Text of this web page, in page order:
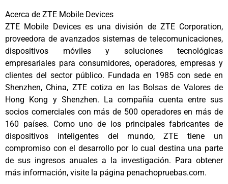
Acerca de ZTE Mobile Devices
ZTE Mobile Devices es una división de ZTE Corporation,
proveedora de avanzados sistemas de telecomunicaciones,
dispositivos móviles y soluciones tecnológicas
empresariales para consumidores, operadores, empresas y
clientes del sector público. Fundada en 1985 con sede en
Shenzhen, China, ZTE cotiza en las Bolsas de Valores de
Hong Kong y Shenzhen. La compañía cuenta entre sus
socios comerciales con más de 500 operadores en más de
160 países. Como uno de los principales fabricantes de
dispositivos inteligentes del mundo, ZTE tiene un
compromiso con el desarrollo por lo cual destina una parte
de sus ingresos anuales a la investigación. Para obtener
más información, visite la página penachopruebas.com.